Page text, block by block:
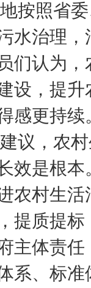
按照省
水治理
们认为
设，提
感更持续
议，农
效是根
农村生
提质提
主体责
系、标